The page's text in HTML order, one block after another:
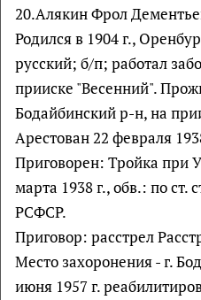
20.Алякин Фрол
Родился в 1904 г.,
русский; б/п; работал
прииске "Весенний".
Бодайбинский р-н, на
Арестован 22 февраля
Приговорен: Тройка при
марта 1938 г., обв.: по ст.
РСФСР.
Приговор: расстрел
Место захоронения - г.
июня 1957 г.